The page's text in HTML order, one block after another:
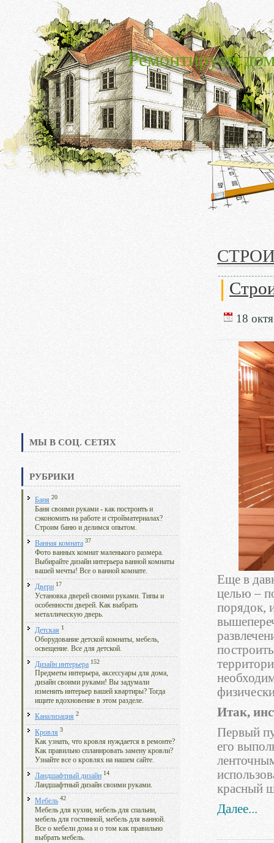
Ремонтируем
МЫ В СОЦ. СЕТЯХ
РУБРИКИ
Баня 20
Баня своими руками - как построить и
сэкономить на работе и стройматериалах?
Строим баню и делимся опытом.
Ванная комната 37
Фото ванных комнат маленького размера.
Выбирайте дизайн интерьера ванной комнаты
вашей мечты! Все о ванной комнате.
Двери 17
Установка дверей своими руками. Типы и
особенности дверей. Как выбрать
металлическую дверь.
Детская 1
Оборудование детской комнаты, мебель,
освещение. Все для детской.
Дизайн интерьера 152
Предметы интерьера, аксессуары для дома,
дизайн своими руками! Вы задумали
изменить интерьер вашей квартиры? Тогда
ищите вдохновение в этом разделе.
Канализация 2
Кровля 3
Как узнать, что кровля нуждается в ремонте?
Как правильно спланировать замену кровли?
Узнайте все о кровлях на нашем сайте.
Ландшафтный дизайн 14
Ландшафтный дизайн своими руками.
Мебель 42
Мебель для кухни, мебель для спальни,
мебель для гостинной, мебель для ванной.
Все о мебели дома и о том как правильно
выбрать мебель.
18
Еще в
целью –
порядок,
Итак,
Первый
его
красный
Далее...